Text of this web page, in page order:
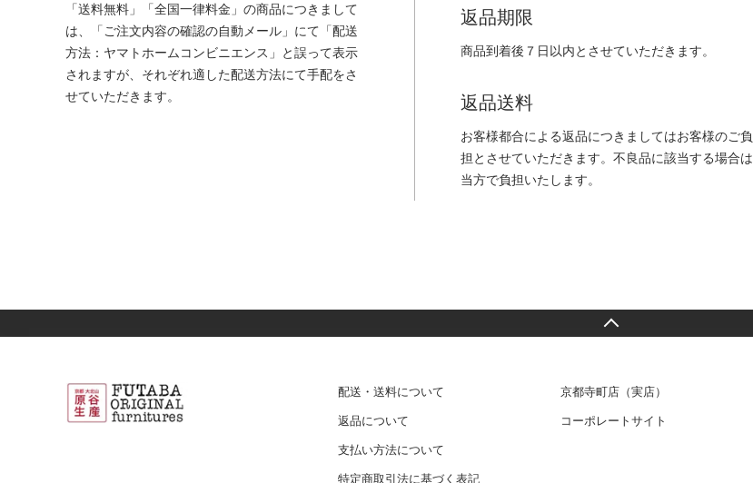
「送料無料」「全国一律料金」の商品につきまして
は、「ご注文内容の確認の自動メール」にて「配送
方法：ヤマトホームコンビニエンス」と誤って表示
されますが、それぞれ適した配送方法にて手配をさ
せていただきます。
返品期限
商品到着後７日以内とさせていただきます。
返品送料
お客様都合による返品につきましてはお客様のご負
担とさせていただきます。不良品に該当する場合は
当方で負担いたします。
配送・送料について
返品について
支払い方法について
特定商取引法に基づく表記
京都寺町店（実店）
コーポレートサイト